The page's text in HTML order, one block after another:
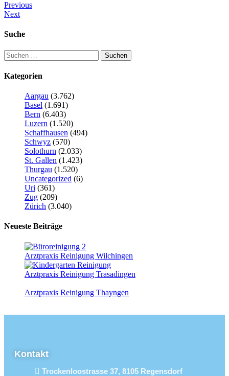
Previous
Next
Suche
Kategorien
Aargau (3.762)
Basel (1.691)
Bern (6.403)
Luzern (1.520)
Schaffhausen (494)
Schwyz (570)
Solothurn (2.033)
St. Gallen (1.423)
Thurgau (1.520)
Uncategorized (6)
Uri (361)
Zug (209)
Zürich (3.040)
Neueste Beiträge
Arztpraxis Reinigung Wilchingen
Arztpraxis Reinigung Trasadingen
Arztpraxis Reinigung Thayngen
Kontakt
Trockenloostrasse 37, 8105 Regensdorf